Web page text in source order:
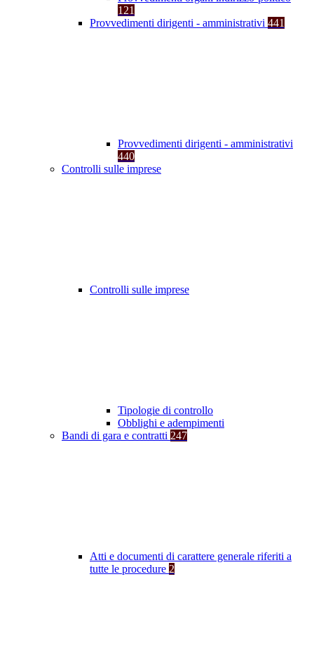
121
Provvedimenti dirigenti - amministrativi 441
Provvedimenti dirigenti - amministrativi
440
Controlli sulle imprese
Controlli sulle imprese
Tipologie di controllo
Obblighi e adempimenti
Bandi di gara e contratti 247
Atti e documenti di carattere generale riferiti a
tutte le procedure 2